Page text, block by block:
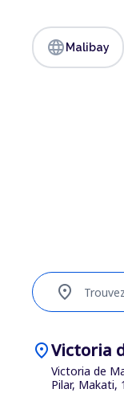
language Malibay
location_on
location_onVictoria
Victoria de
Pilar, Makati,